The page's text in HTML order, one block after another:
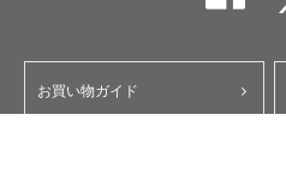
お買い物ガイド